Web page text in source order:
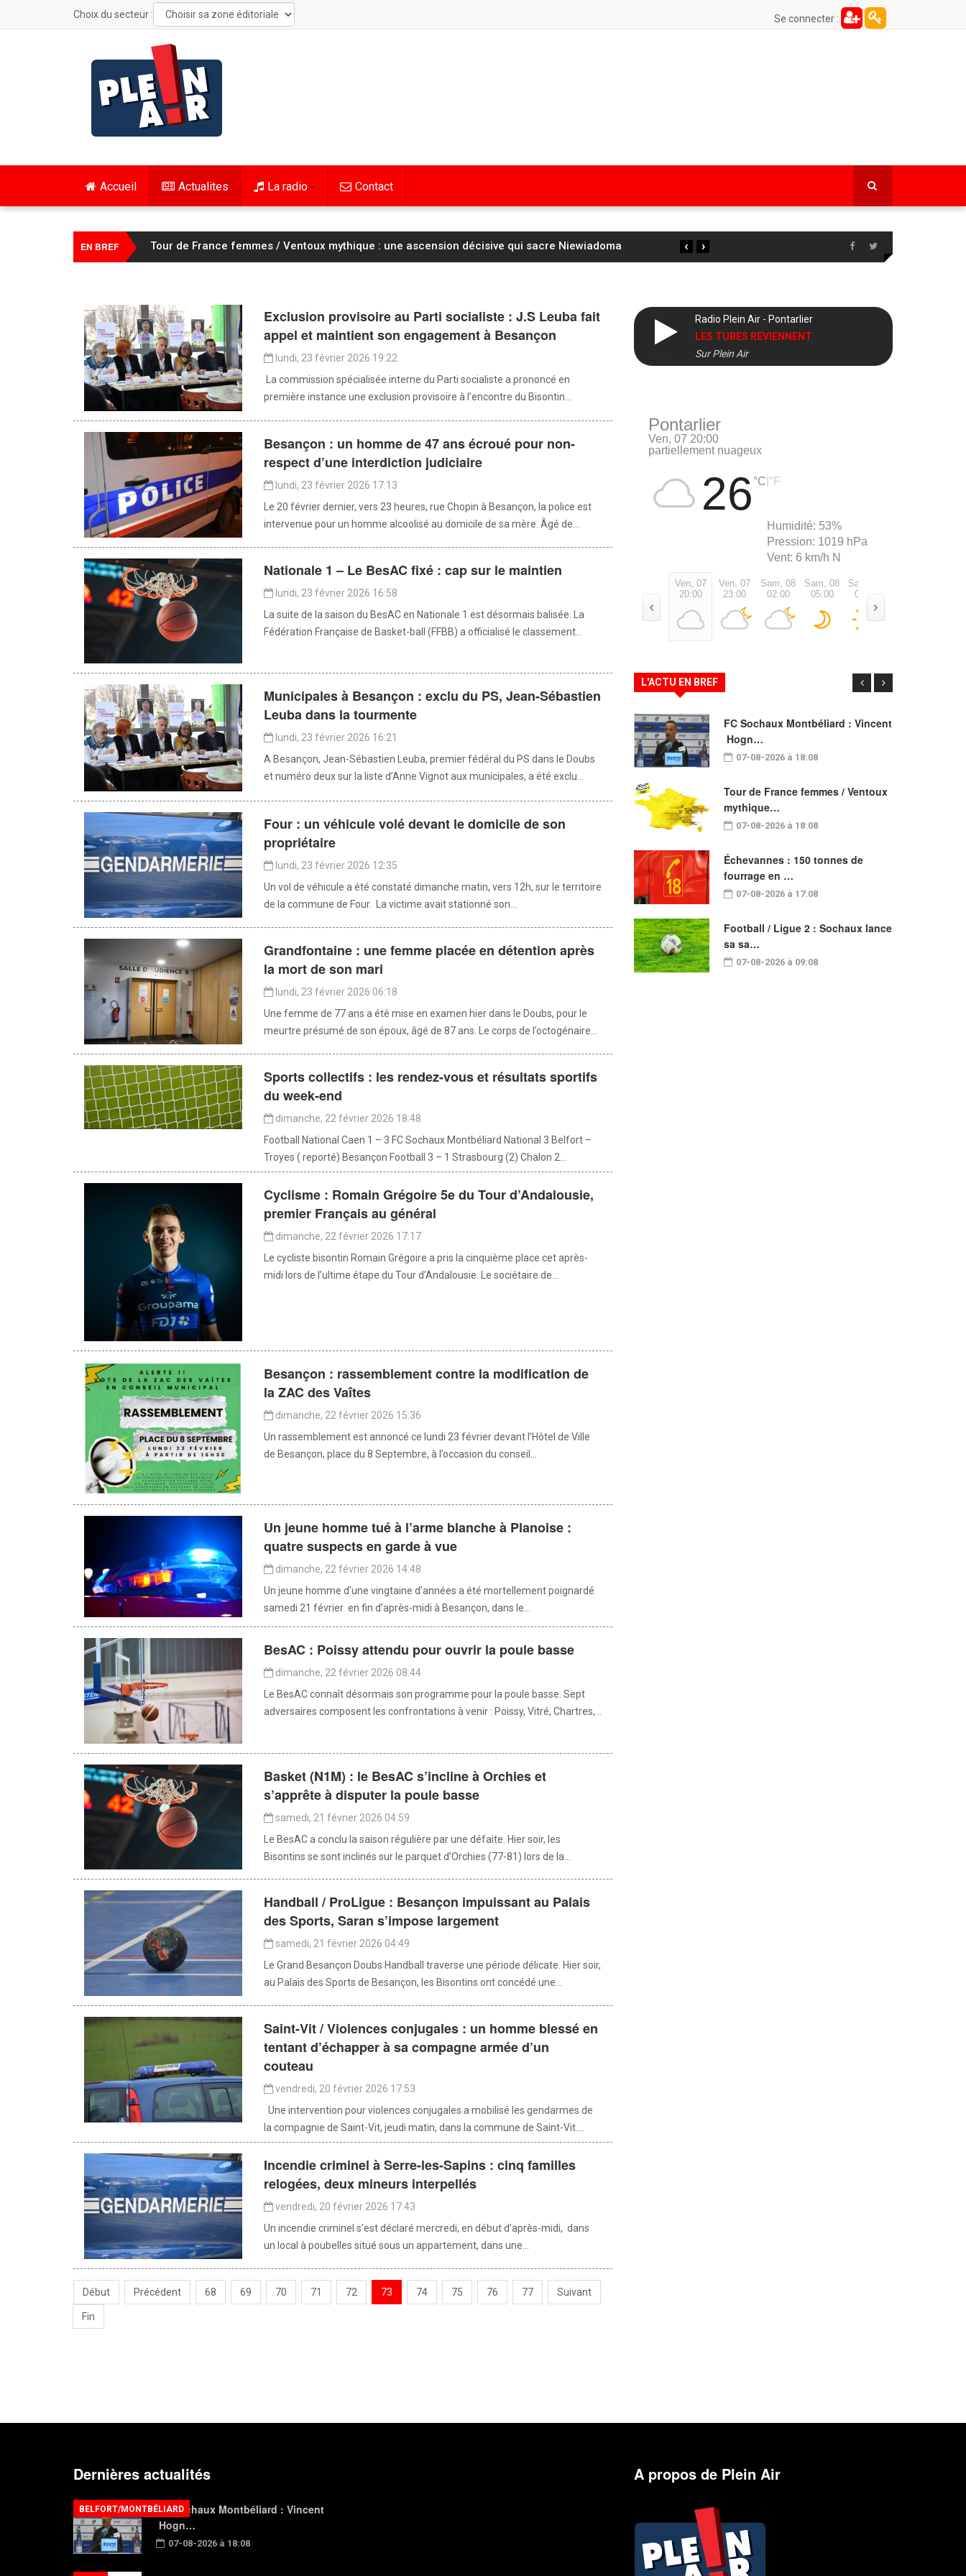
Choix du secteur : Se connecter :
Accueil Actualites La radio Contact
EN BREF Tour de France femmes / Ventoux mythique : une ascension décisive qui sacre Niewiadoma ›
‹
Exclusion provisoire au Parti socialiste : J.S Leuba fait
appel et maintient son engagement à Besançon
lundi, 23 février 2026 19:22
La commission spécialisée interne du Parti socialiste a prononcé en
première instance une exclusion provisoire à l’encontre du Bisontin...
Besançon : un homme de 47 ans écroué pour non-
respect d’une interdiction judiciaire
lundi, 23 février 2026 17:13
Le 20 février dernier, vers 23 heures, rue Chopin à Besançon, la police est
intervenue pour un homme alcoolisé au domicile de sa mère. Âgé de...
Nationale 1 – Le BesAC fixé : cap sur le maintien
lundi, 23 février 2026 16:58
La suite de la saison du BesAC en Nationale 1 est désormais balisée. La
Fédération Française de Basket-ball (FFBB) a officialisé le classement...
Municipales à Besançon : exclu du PS, Jean-Sébastien
Leuba dans la tourmente
lundi, 23 février 2026 16:21
A Besançon, Jean-Sébastien Leuba, premier fédéral du PS dans le Doubs
et numéro deux sur la liste d’Anne Vignot aux municipales, a été exclu...
Four : un véhicule volé devant le domicile de son
propriétaire
lundi, 23 février 2026 12:35
Un vol de véhicule a été constaté dimanche matin, vers 12h, sur le territoire
de la commune de Four. La victime avait stationné son...
Grandfontaine : une femme placée en détention après
la mort de son mari
lundi, 23 février 2026 06:18
Une femme de 77 ans a été mise en examen hier dans le Doubs, pour le
meurtre présumé de son époux, âgé de 87 ans. Le corps de l’octogénaire...
Sports collectifs : les rendez-vous et résultats sportifs
du week-end
dimanche, 22 février 2026 18:48
Football National Caen 1 – 3 FC Sochaux Montbéliard National 3 Belfort –
Troyes ( reporté) Besançon Football 3 – 1 Strasbourg (2) Chalon 2...
Cyclisme : Romain Grégoire 5e du Tour d’Andalousie,
premier Français au général
dimanche, 22 février 2026 17:17
Le cycliste bisontin Romain Grégoire a pris la cinquième place cet après-
midi lors de l’ultime étape du Tour d’Andalousie. Le sociétaire de...
Besançon : rassemblement contre la modification de
la ZAC des Vaîtes
dimanche, 22 février 2026 15:36
Un rassemblement est annoncé ce lundi 23 février devant l’Hôtel de Ville
de Besançon, place du 8 Septembre, à l’occasion du conseil...
Un jeune homme tué à l’arme blanche à Planoise :
quatre suspects en garde à vue
dimanche, 22 février 2026 14:48
Un jeune homme d’une vingtaine d’années a été mortellement poignardé
samedi 21 février en fin d’après-midi à Besançon, dans le...
BesAC : Poissy attendu pour ouvrir la poule basse
dimanche, 22 février 2026 08:44
Le BesAC connaît désormais son programme pour la poule basse. Sept
adversaires composent les confrontations à venir : Poissy, Vitré, Chartres,...
Basket (N1M) : le BesAC s’incline à Orchies et
s’apprête à disputer la poule basse
samedi, 21 février 2026 04:59
Le BesAC a conclu la saison régulière par une défaite. Hier soir, les
Bisontins se sont inclinés sur le parquet d’Orchies (77-81) lors de la...
Handball / ProLigue : Besançon impuissant au Palais
des Sports, Saran s’impose largement
samedi, 21 février 2026 04:49
Le Grand Besançon Doubs Handball traverse une période délicate. Hier soir,
au Palais des Sports de Besançon, les Bisontins ont concédé une...
Saint-Vit / Violences conjugales : un homme blessé en
tentant d’échapper à sa compagne armée d’un
couteau
vendredi, 20 février 2026 17:53
Une intervention pour violences conjugales a mobilisé les gendarmes de
la compagnie de Saint-Vit, jeudi matin, dans la commune de Saint-Vit....
Incendie criminel à Serre-les-Sapins : cinq familles
relogées, deux mineurs interpellés
vendredi, 20 février 2026 17:43
Un incendie criminel s’est déclaré mercredi, en début d’après-midi, dans
un local à poubelles situé sous un appartement, dans une...
Début Précédent 68 69 70 71 72 73 74 75 76 77 Suivant
Fin
Radio Plein Air - Pontarlier
LES TUBES REVIENNENT
Sur Plein Air
Pontarlier
Ven, 07 20:00
partiellement nuageux
26 °C °F
Humidité: 53%
Pression: 1019 hPa
Vent: 6 km/h N
Ven, 07
20:00
Ven, 07
23:00
Sam, 08
02:00
Sam, 08
05:00
Sam, 08
08:00
L'ACTU EN BREF
FC Sochaux Montbéliard : Vincent
Hogn…
07-08-2026 à 18:08
Tour de France femmes / Ventoux
mythique…
07-08-2026 à 18:08
Échevannes : 150 tonnes de
fourrage en …
07-08-2026 à 17:08
Football / Ligue 2 : Sochaux lance
sa sa…
07-08-2026 à 09:08
Dernières actualités
FC Sochaux Montbéliard : Vincent
Hogn…
07-08-2026 à 18:08
BELFORT/MONTBÉLIARD
A propos de Plein Air